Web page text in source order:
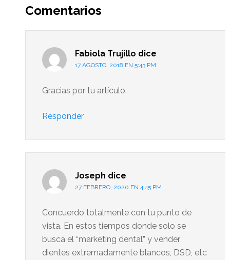
del
lector
Comentarios
Fabiola Trujillo dice
17 AGOSTO, 2018 EN 5:43 PM
Gracias por tu artículo.
Responder
Joseph dice
27 FEBRERO, 2020 EN 4:45 PM
Concuerdo totalmente con tu punto de
vista. En estos tiempos donde solo se
busca el “marketing dental” y vender
dientes extremadamente blancos, DSD, etc